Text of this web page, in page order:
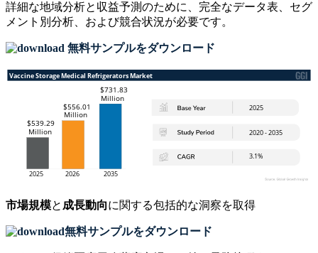
詳細な地域分析と収益予測のために、 完全なデータ表、セグ
メント別分析、および競合状況が必要です。
無料サンプルをダウンロード
市場規模と 成長動向に関する包括的な洞察を取得
無料サンプルをダウンロード